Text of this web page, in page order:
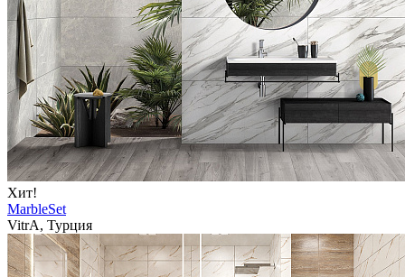
Хит!
MarbleSet
VitrA, Турция